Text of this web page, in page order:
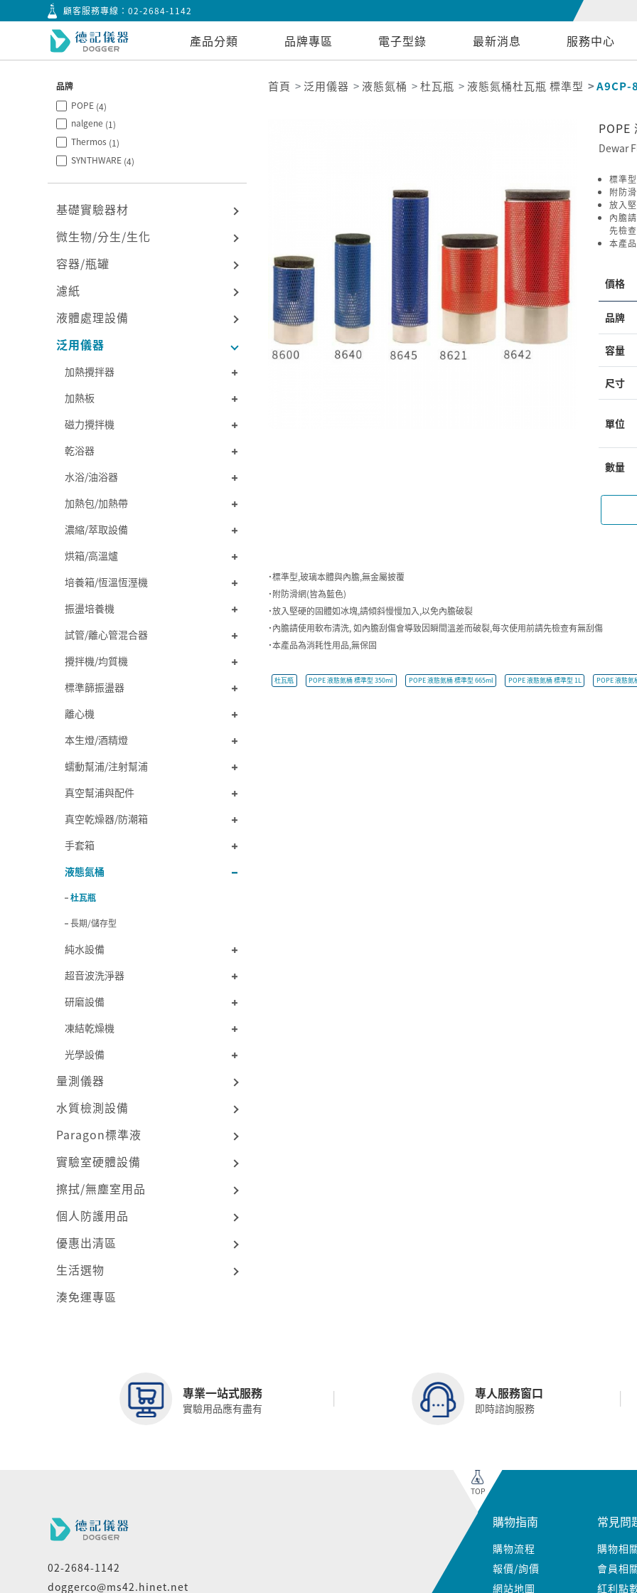
顧客服務專線：02-2684-1142
產品分類 品牌專區 電子型錄 最新消息 服務中心
品牌
POPE (4)
nalgene (1)
Thermos (1)
SYNTHWARE (4)
基礎實驗器材
微生物/分生/生化
容器/瓶罐
濾紙
液體處理設備
泛用儀器
加熱攪拌器
加熱板
磁力攪拌機
乾浴器
水浴/油浴器
加熱包/加熱帶
濃縮/萃取設備
烘箱/高溫爐
培養箱/恆溫恆溼機
振盪培養機
試管/離心管混合器
攪拌機/均質機
標準篩振盪器
離心機
本生燈/酒精燈
蠕動幫浦/注射幫浦
真空幫浦與配件
真空乾燥器/防潮箱
手套箱
液態氮桶
杜瓦瓶
長期/儲存型
純水設備
超音波洗淨器
研磨設備
凍結乾燥機
光學設備
量測儀器
水質檢測設備
Paragon標準液
實驗室硬體設備
擦拭/無塵室用品
個人防護用品
優惠出清區
生活選物
湊免運專區
首頁 泛用儀器 液態氮桶 杜瓦瓶 液態氮桶杜瓦瓶 標準型 A9CP-
POPE
Dewar
標準
附防
放入
內膽
先檢
本產
價格
品牌
容量
尺寸
單位
數量
˙標準型,玻璃本體與內膽,無金屬披覆
˙附防滑網(皆為藍色)
˙放入堅硬的固體如冰塊,請傾斜慢慢加入,以免內膽破裂
˙內膽請使用軟布清洗, 如內膽刮傷會導致因瞬間溫差而破裂,每次使用前請先檢查有無刮傷
˙本產品為消耗性用品,無保固
杜瓦瓶 POPE 液態氮桶 標準型 350ml POPE 液態氮桶 標準型 665ml POPE 液態氮桶 標準型 1L POPE 液態
專業一站式服務
實驗用品應有盡有
專人服務窗口
即時諮詢服務
TOP
02-2684-1142
doggerco@ms42.hinet.net
購物指南
購物流程
報價/詢價
網站地圖
常見問
購物相
會員相
紅利點